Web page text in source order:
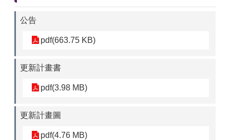
公告
pdf(663.75 KB)
更新計畫書
pdf(3.98 MB)
更新計畫圖
pdf(4.76 MB)